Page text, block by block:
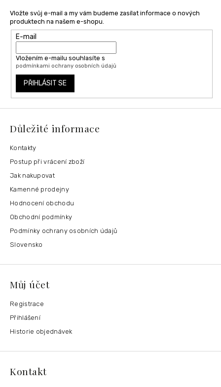
Vložte svůj e-mail a my vám budeme zasílat informace o nových
produktech na našem e-shopu.
E-mail
Vložením e-mailu souhlasíte s
podmínkami ochrany osobních údajů
PŘIHLÁSIT SE
Důležité informace
Kontakty
Postup při vrácení zboží
Jak nakupovat
Kamenné prodejny
Hodnocení obchodu
Obchodní podmínky
Podmínky ochrany osobních údajů
Slovensko
Můj účet
Registrace
Přihlášení
Historie objednávek
Kontakt